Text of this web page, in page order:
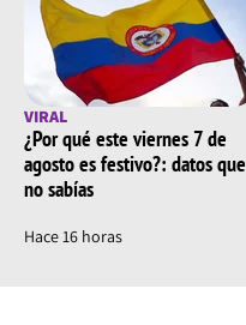
VIRAL
¿Por qué este viernes 7 de
agosto es festivo?: datos que
no sabías
Hace 16 horas